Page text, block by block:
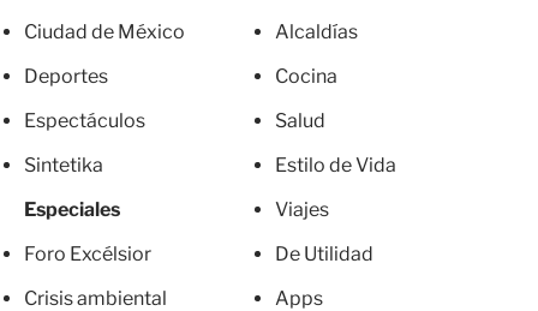
Ciudad de México
Deportes
Espectáculos
Sintetika
Especiales
Foro Excélsior
Crisis ambiental
Alcaldías
Cocina
Salud
Estilo de Vida
Viajes
De Utilidad
Apps